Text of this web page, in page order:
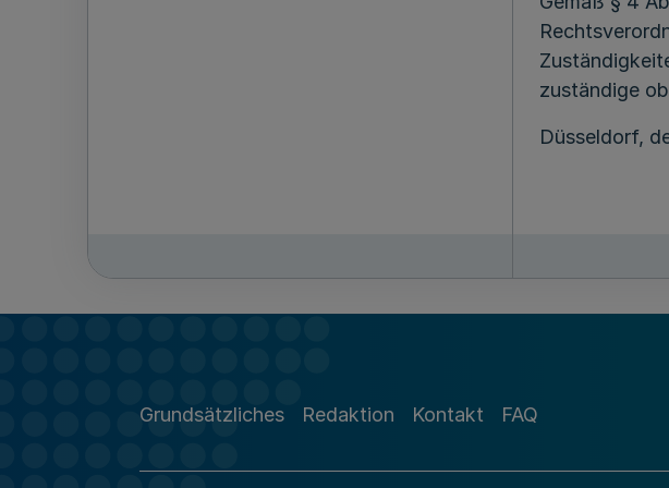
zuständige
Düsseldorf,
Grundsätzliches Redaktion Kontakt FAQ